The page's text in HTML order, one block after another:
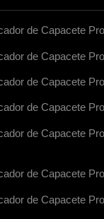
de Capacete
de Capacete
de Capacete
de Capacete
de Capacete
de Capacete
de Capacete